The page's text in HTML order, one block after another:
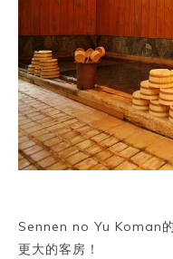
Sennen no Yu Koman
更大的客房！